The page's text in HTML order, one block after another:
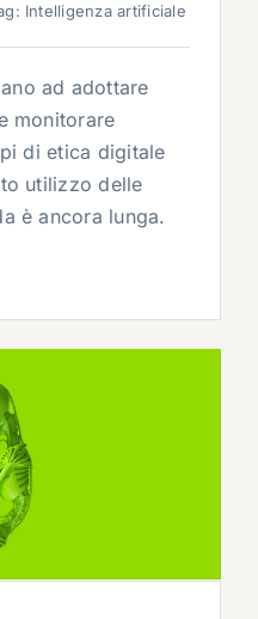
Intelligenza artificiale
ad adottare
monitorare
di etica digitale
utilizzo delle
è ancora lunga.